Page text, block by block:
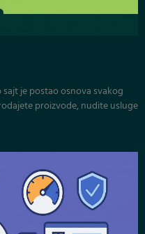
je postao osnova svakog
proizvode, nudite usluge